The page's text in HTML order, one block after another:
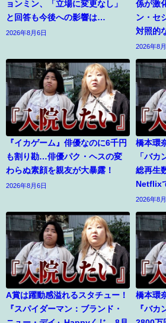
ョンミン、「立場に変更なし」
と回答も今後への影響は…
2026年8月6日
係が激
ン・セ
対照的
2026年8
『イカゲーム』俳優なのに6千円
も割り勘…俳優パク・ヘスの変
わらぬ素顔を親友が大暴露！
2026年8月6日
橋本環
「バカ
総再生
Netflix
2026年8
A賞は躍動感溢れるスタチュー！
『スパイダーマン：ブランド・
橋本環
『バカ